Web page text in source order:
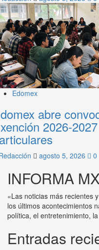
Edomex
abre
2026-
agosto 5, 2026 0
INFORMA MX
«Las noticias más recientes
los últimos acontecimientos
política, el entretenimiento,
Entradas